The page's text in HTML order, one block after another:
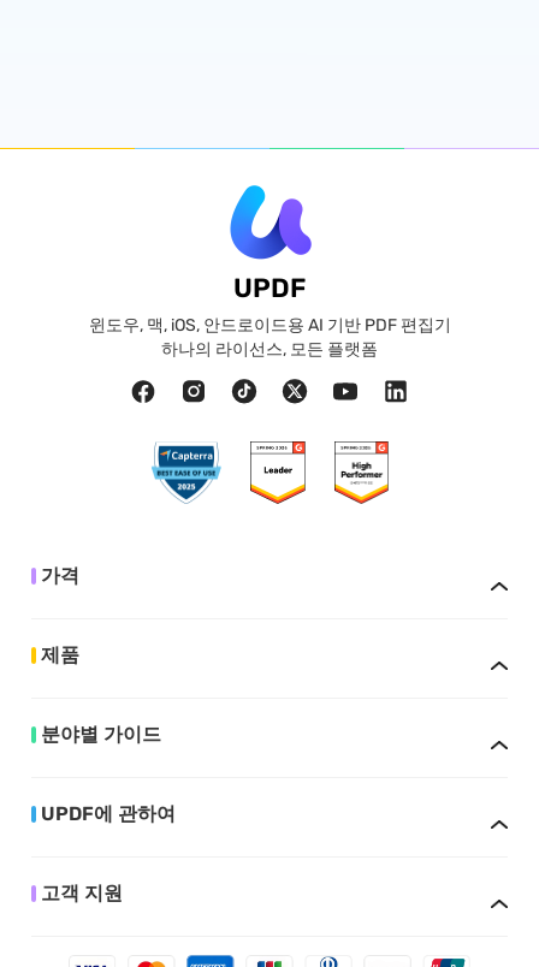
UPDF
윈도우, 맥, iOS, 안드로이드용 AI 기반 PDF 편집기
하나의 라이선스, 모든 플랫폼
가격
제품
분야별 가이드
UPDF에 관하여
고객 지원